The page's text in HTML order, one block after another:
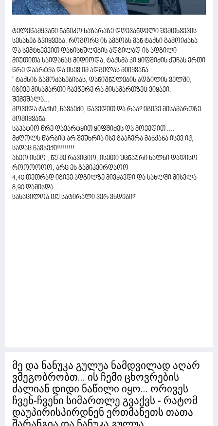
ტელეწამყვანი ნანიკო ხაზარაზე დღევანდელი შემთხვევის
სესახებ გვიყვება. როგორც ის ამბობს მან ტაქსი გამოიძახა
და სემტხვევით დანისნულების ადგილად ის ადგილი
მიუთითა საიდანაც მიდიოდა, ტაქსმა კი ყიფშიძის ქუჩას ერთი
წრე დაარტყა და ისევ იმ ადგილას მიიყვანა.
" ტაქსის გამოძახებისას, დანიშნულების ადგილის ველში,
იგივე მისამართი ჩავწერე რა მისამართზეც ვიყავი.
შემეშალა...
მოვიდა ტაქსი, ჩავჯექი, წავედით და რაა? იგივე მისამართზე
მომიყვანა.
საპატიო წრე დავარტყით ყიფშიძეს და მოვედით ....
მძღოლს წარბიც არ შეუხრია ისე გააჩერა მანქანა ისევ იქ,
სადაც ჩავჯექი!!!!!!!!!
ასეო ისეო , ნუ მე რავიციო, ისეთი უცნაური ხალხი დადისო
როოოოოო, არც ეს გამიკვირდაოო
4,40 თეთრად იგივე ადგილზე მივყავდი და სახლში მისვლა
8,90 დამიჯდა...
სასაცილოა თუ სატირალი ვერ ვხდები?"
მე და ნანუკა გულუა ნამდვილად აღარ
ვმეგობრობთ... ის ჩემი ცხოვრების
ძალიან დიდი ნაწილი იყო... ორივეს
ჩვენ-ჩვენი სიმართლე გვაქვს - რატომ
დაუპირისპირდნენ ერთმანეთს თათა